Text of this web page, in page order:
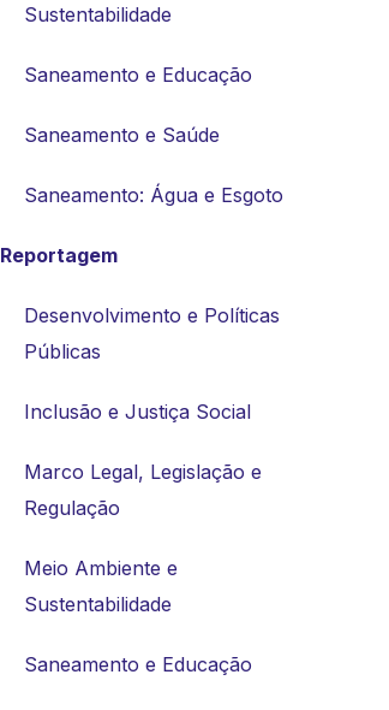
Sustentabilidade
Saneamento e Educação
Saneamento e Saúde
Saneamento: Água e Esgoto
Reportagem
Desenvolvimento e Políticas
Públicas
Inclusão e Justiça Social
Marco Legal, Legislação e
Regulação
Meio Ambiente e
Sustentabilidade
Saneamento e Educação